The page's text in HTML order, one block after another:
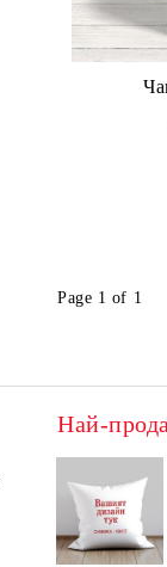
Page 1 of 1
Най-